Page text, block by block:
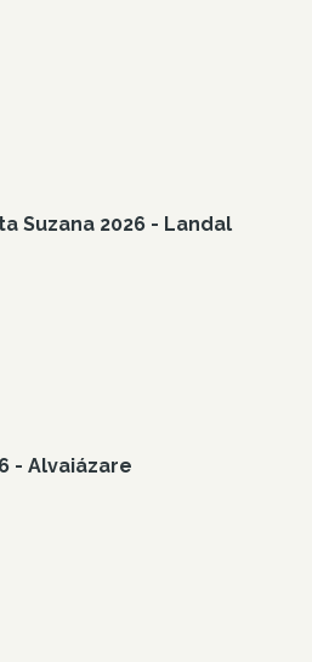
Suzana 2026 - Landal
- Alvaiázare